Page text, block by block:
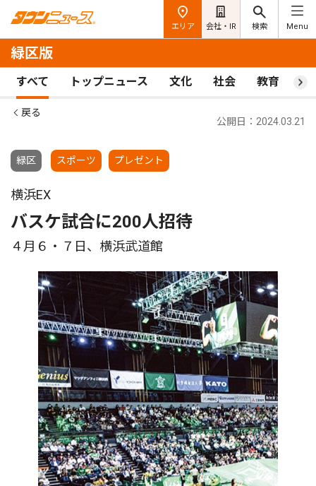
エリア 会社・IR 検索 Menu
緑区版
すべて トップニュース 文化 社会 教育 ス
戻る
緑区 スポーツ プレゼント
公開日：2024.03.21
横浜EX
バスケ試合に200人招待
４月６・７日、横浜武道館